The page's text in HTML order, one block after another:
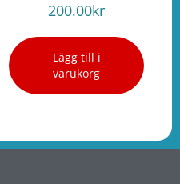
200.00kr
Lägg till i
varukorg